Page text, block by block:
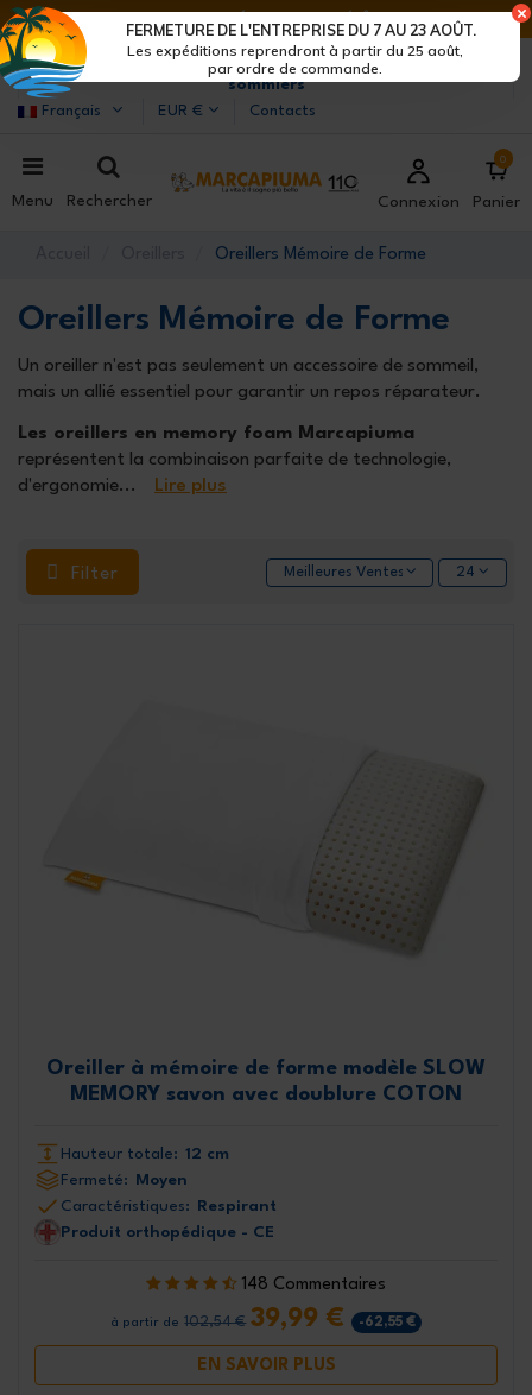
Marcapiuma| Fabricants de matelas, oreillers et
sommiers
Français
EUR € Contacts
Menu Rechercher Connexion
0
Panier
Oreillers Mémoire de Forme
Oreillers Mémoire de Forme
Un oreiller n'est pas seulement un accessoire de sommeil,
mais un allié essentiel pour garantir un repos réparateur.
Les oreillers en memory foam Marcapiuma
représentent la combinaison parfaite de technologie,
d'ergonomie... Lire plus
Filter Meilleures Ventes 24
Oreiller à mémoire de forme modèle SLOW
MEMORY savon avec doublure COTON
Hauteur totale: 12 cm
Fermeté:
Moyen
Caractéristiques:
Respirant
Produit orthopédique - CE
148 Commentaires
à partir de 102,54 € 39,99 € -62,55 €
EN SAVOIR PLUS
Les expéditions reprendront à partir du 25 août,
par ordre de commande.
FERMETURE DE L'ENTREPRISE DU 7 AU 23 AOÛT.